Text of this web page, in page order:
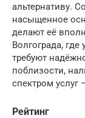
альтернативу.
насыщенное
делают её
Волгограда,
требуют
поблизости,
спектром услуг
Рейтинг